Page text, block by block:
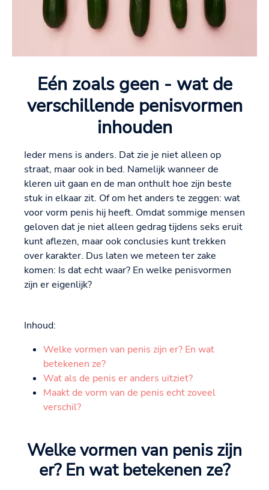
Eén zoals geen - wat de
verschillende penisvormen
inhouden
Ieder mens is anders. Dat zie je niet alleen op
straat, maar ook in bed. Namelijk wanneer de
kleren uit gaan en de man onthult hoe zijn beste
stuk in elkaar zit. Of om het anders te zeggen: wat
voor vorm penis hij heeft. Omdat sommige mensen
geloven dat je niet alleen gedrag tijdens seks eruit
kunt aflezen, maar ook conclusies kunt trekken
over karakter. Dus laten we meteen ter zake
komen: Is dat echt waar? En welke penisvormen
zijn er eigenlijk?
Inhoud:
Welke vormen van penis zijn er? En wat
betekenen ze?
Wat als de penis er anders uitziet?
Maakt de vorm van de penis echt zoveel
verschil?
Welke vormen van penis zijn
er? En wat betekenen ze?